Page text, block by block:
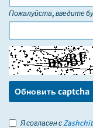
Пожалуйста, введите
Обновить captcha
Я согласен с